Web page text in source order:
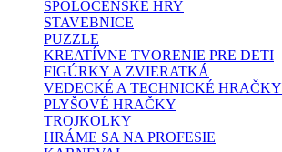
SPOLOČENSKÉ HRY
STAVEBNICE
PUZZLE
KREATÍVNE TVORENIE PRE DETI
FIGÚRKY A ZVIERATKÁ
VEDECKÉ A TECHNICKÉ HRAČKY
PLYŠOVÉ HRAČKY
TROJKOLKY
HRÁME SA NA PROFESIE